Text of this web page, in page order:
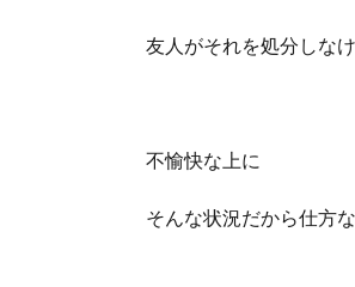
友人がそれを処分しな
不愉快な上に
そんな状況だから仕方